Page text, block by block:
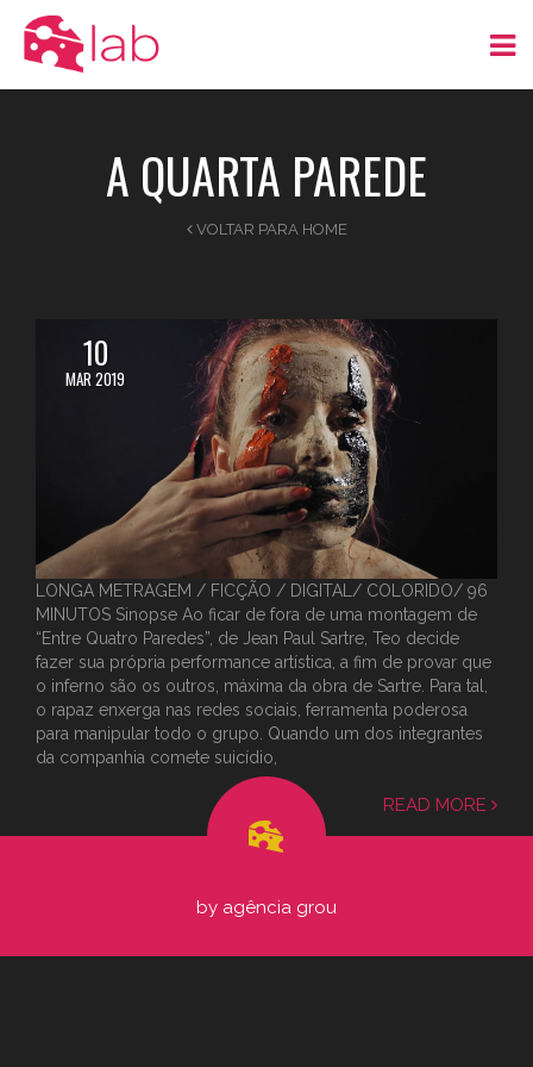
A QUARTA PAREDE
VOLTAR PARA HOME
10
MAR 2019
LONGA METRAGEM / FICÇÃO / DIGITAL/ COLORIDO/ 96
MINUTOS Sinopse Ao ficar de fora de uma montagem de
“Entre Quatro Paredes”, de Jean Paul Sartre, Teo decide
fazer sua própria performance artística, a fim de provar que
o inferno são os outros, máxima da obra de Sartre. Para tal,
o rapaz enxerga nas redes sociais, ferramenta poderosa
para manipular todo o grupo. Quando um dos integrantes
da companhia comete suicídio,
READ MORE
by agência grou